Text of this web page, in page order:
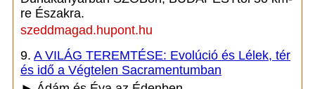
re Északra.
szeddmagad.hupont.hu
9. A VILÁG TEREMTÉSE: Evolúció és Lélek, tér
és idő a Végtelen Sacramentumban